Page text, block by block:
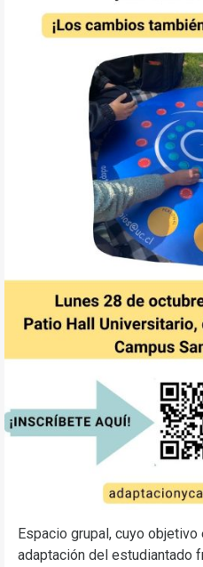
Espacio grupal, cuyo
adaptación del estudiantado